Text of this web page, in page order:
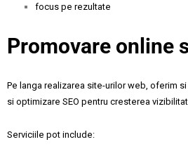
focus pe rezultate
Promovare online
Pe langa realizarea site-urilor web, oferim
si optimizare SEO pentru cresterea
Serviciile pot include: